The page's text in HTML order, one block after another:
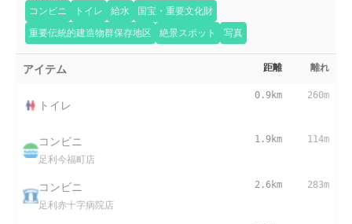
コンビニ トイレ 給水
国宝・重要文化財
重要伝統的建造物群保存地区
絶景スポット 写真
アイテム 距離 離れ
トイレ
0.9km 260m
コンビニ
足利今福町店
1.9km 114m
コンビニ
足利赤十字病院店
2.6km 283m